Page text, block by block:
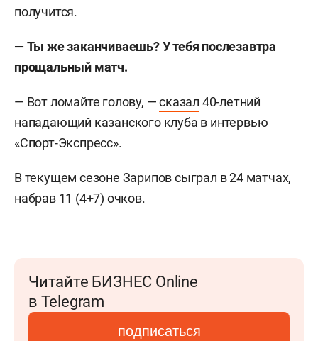
получится.
— Ты же заканчиваешь? У тебя послезавтра
прощальный матч.
— Вот ломайте голову, —сказал 40-летний
нападающий казанского клуба в интервью
«Спорт-Экспресс».
В текущем сезоне Зарипов сыграл в 24 матчах,
набрав 11 (4+7) очков.
Читайте БИЗНЕС Online
в Telegram
подписаться